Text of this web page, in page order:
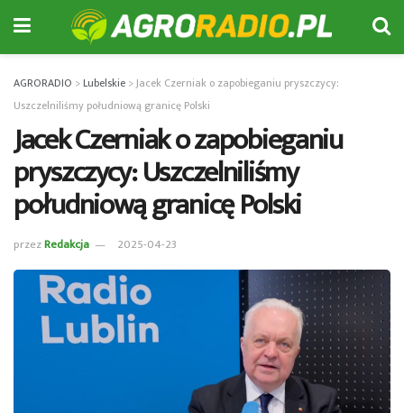
AGRORADIO >Lubelskie >Jacek Czerniak o zapobieganiu pryszczycy:
Uszczelniliśmy południową granicę Polski
Jacek Czerniak o zapobieganiu
pryszczycy: Uszczelniliśmy
południową granicę Polski
przezRedakcja 2025-04-23